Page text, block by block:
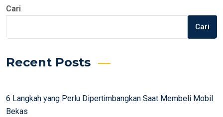
Cari
Cari
Recent Posts
6 Langkah yang Perlu Dipertimbangkan Saat Membeli Mobil
Bekas